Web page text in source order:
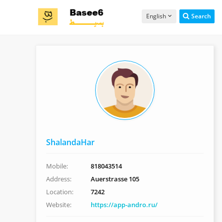
English Search
ShalandaHar
Mobile:
818043514
Address:
Auerstrasse 105
Location:
7242
Website:
https://app-andro.ru/